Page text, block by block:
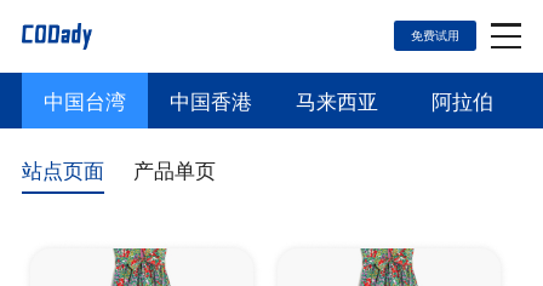
免费试用
首页
中国台湾 中国香港 马来西亚 阿拉伯
站点页面 产品单页